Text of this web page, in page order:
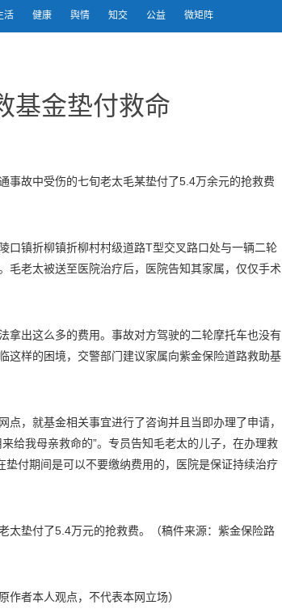
活 健康 舆情 知交 公益 微矩阵
基金垫付救命
事故中受伤的七旬老太毛某垫付了5.4万余元的抢救费
口镇折柳镇折柳村村级道路T型交叉路口处与一辆二轮
毛老太被送至医院治疗后，医院告知其家属，仅仅手术
拿出这么多的费用。事故对方驾驶的二轮摩托车也没有
这样的困境，交警部门建议家属向紫金保险道路救助基
，就基金相关事宜进行了咨询并且当即办理了申请，
给我母亲救命的”。专员告知毛老太的儿子，在办理救
垫付期间是可以不要缴纳费用的，医院是保证持续治疗
太垫付了5.4万元的抢救费。（稿件来源：紫金保险路
作者本人观点，不代表本网立场）